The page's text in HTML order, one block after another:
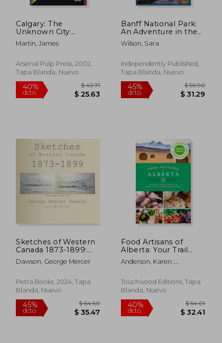
Calgary: The
Unknown City:
Second Edition (en
Inglés)
Martin, James
Arsenal Pulp Press, 2002,
Tapa Blanda, Nuevo
40%
dcto. $ 25.63
Banff National Park:
An Adventure in the
Canadian Rockies (en
Inglés)
Wilson, Sara
Independently Published,
Tapa Blanda, Nuevo
45%
dcto.
Sketches of Western
Canada 1873-1899:
Geology and
Anthropology (en
Dawson, George Mercer
Petra Books, 2024, Tapa
Blanda, Nuevo
Food Artisans of
Alberta: Your Trail
Guide to the Best of
Our Locally Crafted
Anderson, Karen ;
Touchwood Editions, Tapa
Blanda, Nuevo